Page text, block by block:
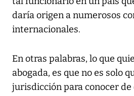
daría origen a numerosos
internacionales.
En otras palabras, lo que
abogada, es que no es solo
jurisdicción para conocer